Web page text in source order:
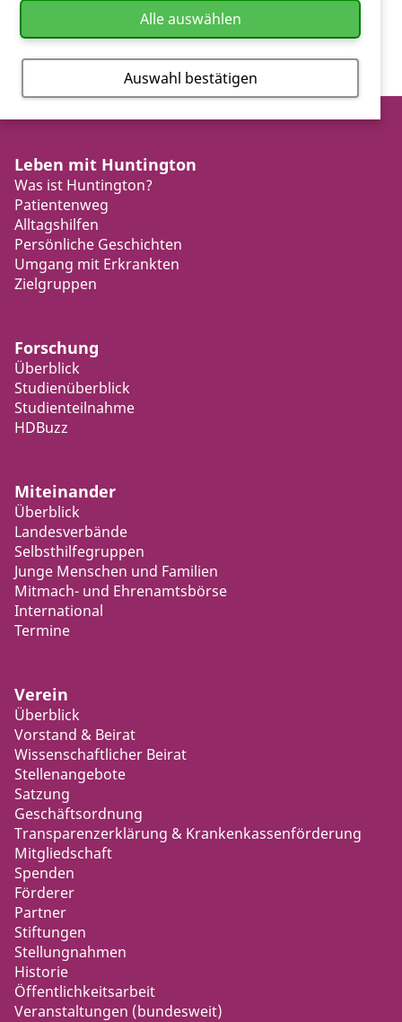
Leben mit Huntington
Was ist Huntington?
Patientenweg
Alltagshilfen
Persönliche Geschichten
Umgang mit Erkrankten
Zielgruppen
Forschung
Überblick
Studienüberblick
Studienteilnahme
HDBuzz
Miteinander
Überblick
Landesverbände
Selbsthilfegruppen
Junge Menschen und Familien
Mitmach- und Ehrenamtsbörse
International
Termine
Verein
Überblick
Vorstand & Beirat
Wissenschaftlicher Beirat
Stellenangebote
Satzung
Geschäftsordnung
Transparenzerklärung & Krankenkassenförderung
Mitgliedschaft
Spenden
Förderer
Partner
Stiftungen
Stellungnahmen
Historie
Öffentlichkeitsarbeit
Veranstaltungen (bundesweit)
Alle auswählen
Auswahl bestätigen